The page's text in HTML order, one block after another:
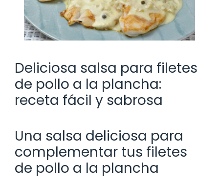
Deliciosa salsa para filetes
de pollo a la plancha:
receta fácil y sabrosa
Una salsa deliciosa para
complementar tus filetes
de pollo a la plancha